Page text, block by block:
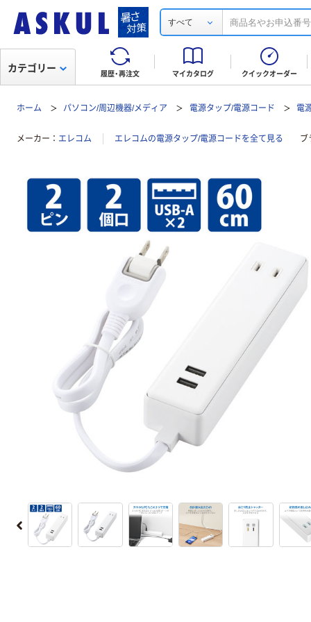
すべて
履歴・再注文 マイカタログ クイックオーダー
カテゴリー
ホーム パソコン/周辺機器/メディア 電源タップ/電源コード 電
メーカー エレコム エレコムの電源タップ/電源コードを全て見る ブ